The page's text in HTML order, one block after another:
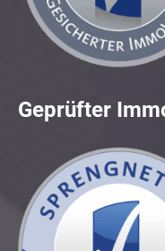
Geprüfter